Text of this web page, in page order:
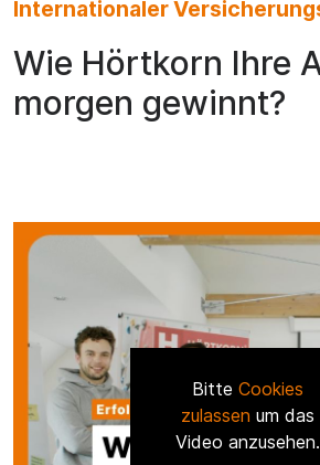
Internationaler
Wie Hörtkorn Ihre
morgen gewinnt?
Bitte Cookies
zulassen um das
Video anzusehen.